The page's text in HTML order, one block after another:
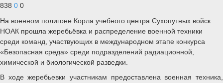
838 0 0
На военном полигоне Корла учебного центра Сухопутных войск
НОАК прошла жеребьёвка и распределение военной техники
среди команд, участвующих в международном этапе конкурса
«Безопасная среда» среди подразделений радиационной,
химической и биологической разведки.
В ходе жеребьевки участникам предоставлена военная техника,